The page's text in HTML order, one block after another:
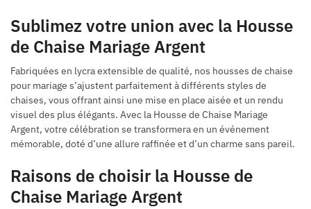
Sublimez votre union avec la Housse
de Chaise Mariage Argent
Fabriquées en lycra extensible de qualité, nos housses de chaise
pour mariage s’ajustent parfaitement à différents styles de
chaises, vous offrant ainsi une mise en place aisée et un rendu
visuel des plus élégants. Avec la Housse de Chaise Mariage
Argent, votre célébration se transformera en un événement
mémorable, doté d’une allure raffinée et d’un charme sans pareil.
Raisons de choisir la Housse de
Chaise Mariage Argent